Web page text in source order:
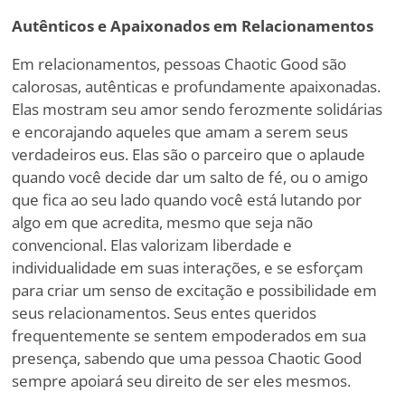
Autênticos e Apaixonados em Relacionamentos
Em relacionamentos, pessoas Chaotic Good são
calorosas, autênticas e profundamente apaixonadas.
Elas mostram seu amor sendo ferozmente solidárias
e encorajando aqueles que amam a serem seus
verdadeiros eus. Elas são o parceiro que o aplaude
quando você decide dar um salto de fé, ou o amigo
que fica ao seu lado quando você está lutando por
algo em que acredita, mesmo que seja não
convencional. Elas valorizam liberdade e
individualidade em suas interações, e se esforçam
para criar um senso de excitação e possibilidade em
seus relacionamentos. Seus entes queridos
frequentemente se sentem empoderados em sua
presença, sabendo que uma pessoa Chaotic Good
sempre apoiará seu direito de ser eles mesmos.